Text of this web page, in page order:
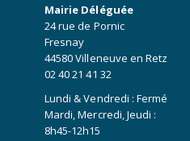
Mairie Déléguée
24 rue de Pornic
Fresnay
44580 Villeneuve en Retz
02 40 21 41 32
Lundi & Vendredi : Fermé
Mardi, Mercredi, Jeudi :
8h45-12h15